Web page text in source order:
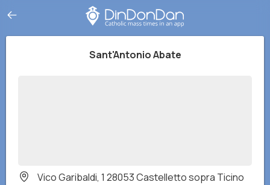
Sant'Antonio Abate
Vico Garibaldi, 1 28053 Castelletto sopra Ticino